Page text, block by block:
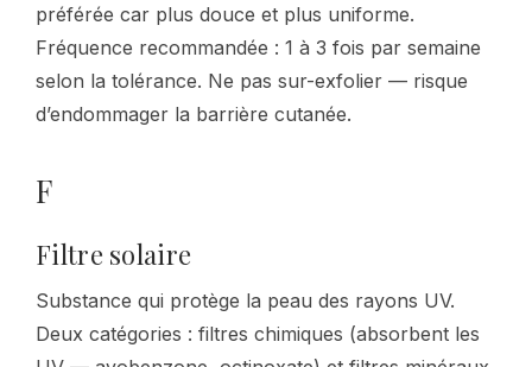
préférée car plus douce et plus uniforme.
Fréquence recommandée : 1 à 3 fois par semaine
selon la tolérance. Ne pas sur-exfolier — risque
d’endommager la barrière cutanée.
F
Filtre solaire
Substance qui protège la peau des rayons UV.
Deux catégories : filtres chimiques (absorbent les